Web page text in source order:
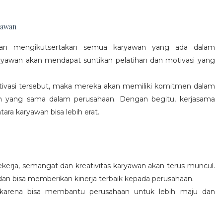
mengikutsertakan semua karyawan yang ada dalam
akan mendapat suntikan pelatihan dan motivasi yang
tersebut, maka mereka akan memiliki komitmen dalam
sama dalam perusahaan. Dengan begitu, kerjasama
karyawan bisa lebih erat.
semangat dan kreativitas karyawan akan terus muncul.
bisa memberikan kinerja terbaik kepada perusahaan.
bisa membantu perusahaan untuk lebih maju dan